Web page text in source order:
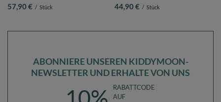
Stücke
57,90 € / Stück
dunkeltürkis/pastellblau/pastellgelb/weiß,
44,90 € / Stück
ABONNIERE UNSEREN KIDDYMOON-
NEWSLETTER UND ERHALTE VON UNS
RABATTCODE
AUF